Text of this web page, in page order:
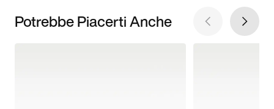
Potrebbe Piacerti Anche